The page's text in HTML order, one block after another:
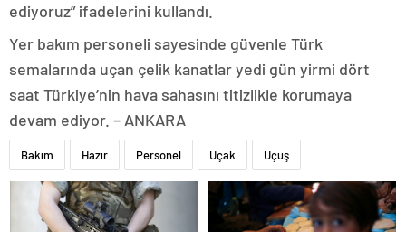
ediyoruz” ifadelerini kullandı.
Yer bakım personeli sayesinde güvenle Türk
semalarında uçan çelik kanatlar yedi gün yirmi dört
saat Türkiye’nin hava sahasını titizlikle korumaya
devam ediyor. – ANKARA
Bakım Hazır Personel Uçak Uçuş